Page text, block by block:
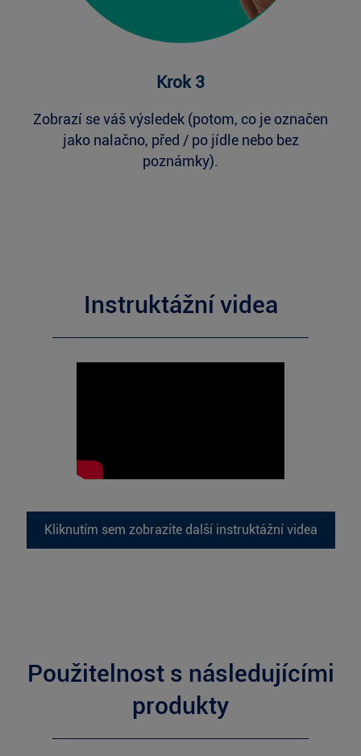
Krok 3
Zobrazí se váš výsledek (potom, co je označen
jako nalačno, před / po jídle nebo bez
poznámky).
Instruktážní videa
Kliknutím sem zobrazíte další instruktážní videa
Použitelnost s následujícími
produkty